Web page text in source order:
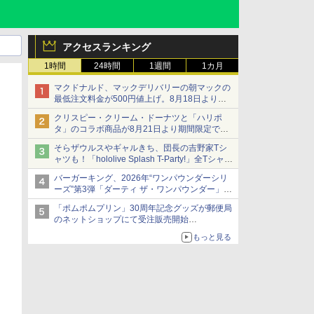
アクセスランキング
1時間 24時間 1週間 1カ月
マクドナルド、マックデリバリーの朝マックの
最低注文料金が500円値上げ。8月18日より
1,500円から受付
クリスピー・クリーム・ドーナツと「ハリポ
タ」のコラボ商品が8月21日より期間限定で発
売
組分け帽子ドーナツなど見た目も楽しい商品が
登場
そらザウルスやギャルきち、団長の吉野家Tシ
ャツも！「hololive Splash T-Party!」全Tシャツ
ラインナップ公開＆オンライン販売開始
バーガーキング、2026年“ワンパウンダーシリ
ーズ”第3弾「ダーティ ザ・ワンパウンダー」を
8月7日発売
「特製ガーリックマヨソース」を使用した超大
型チーズバーガー
「ポムポムプリン」30周年記念グッズが郵便局
のネットショップにて受注販売開始
「おもちもちもちクッション」など今年だけの
もっと見る